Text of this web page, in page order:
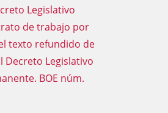
Legislativo
de trabajo por
texto refundido de
Decreto Legislativo
BOE núm.